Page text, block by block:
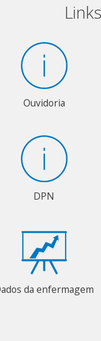
Ouvidoria
DPN
da enfermagem